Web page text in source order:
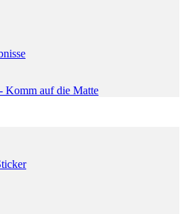
Komm auf die Matte